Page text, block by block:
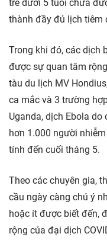
trẻ dưới 5 tuổi chưa
thành đầy đủ lịch tiêm
Trong khi đó, các dịch
được sự quan tâm
tàu du lịch MV
ca mắc và 3 trường
Uganda, dịch Ebola
hơn 1.000 người
tính đến cuối tháng 5.
Theo các chuyên gia,
cầu ngày càng chú ý
hoặc ít được biết đến,
rộng của đại dịch